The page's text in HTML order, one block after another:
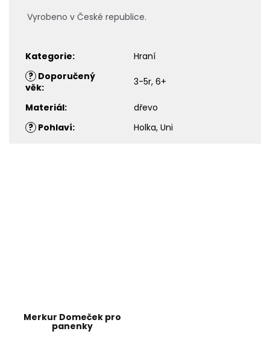
Vyrobeno v České republice.
Kategorie:
Hraní
? Doporučený
věk: 3-5r, 6+
Materiál:
dřevo
? Pohlaví: Holka, Uni
Merkur Domeček pro
panenky